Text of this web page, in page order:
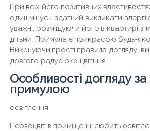
При всіх його позитивних
один мінус - здатний викликати
уважні, розміщуючи його в квартирі з
дітьми. Примула є прикрасою будь-
Виконуючи прості правила догляду,
довгого радує око цвітіння.
Особливості догляду за
примулою
освітлення
Первоцвіт в приміщенні любить